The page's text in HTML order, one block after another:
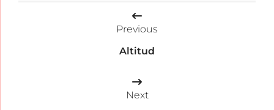
Beitragsnavigation
Previous
Altitud
Next